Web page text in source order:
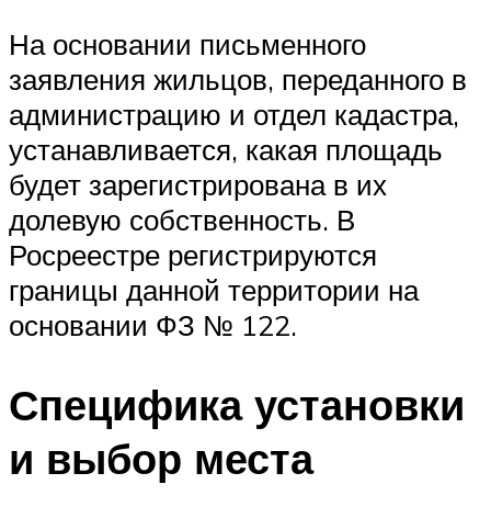
На основании письменного
заявления жильцов, переданного в
администрацию и отдел кадастра,
устанавливается, какая площадь
будет зарегистрирована в их
долевую собственность. В
Росреестре регистрируются
границы данной территории на
основании ФЗ № 122.
Специфика установки
и выбор места